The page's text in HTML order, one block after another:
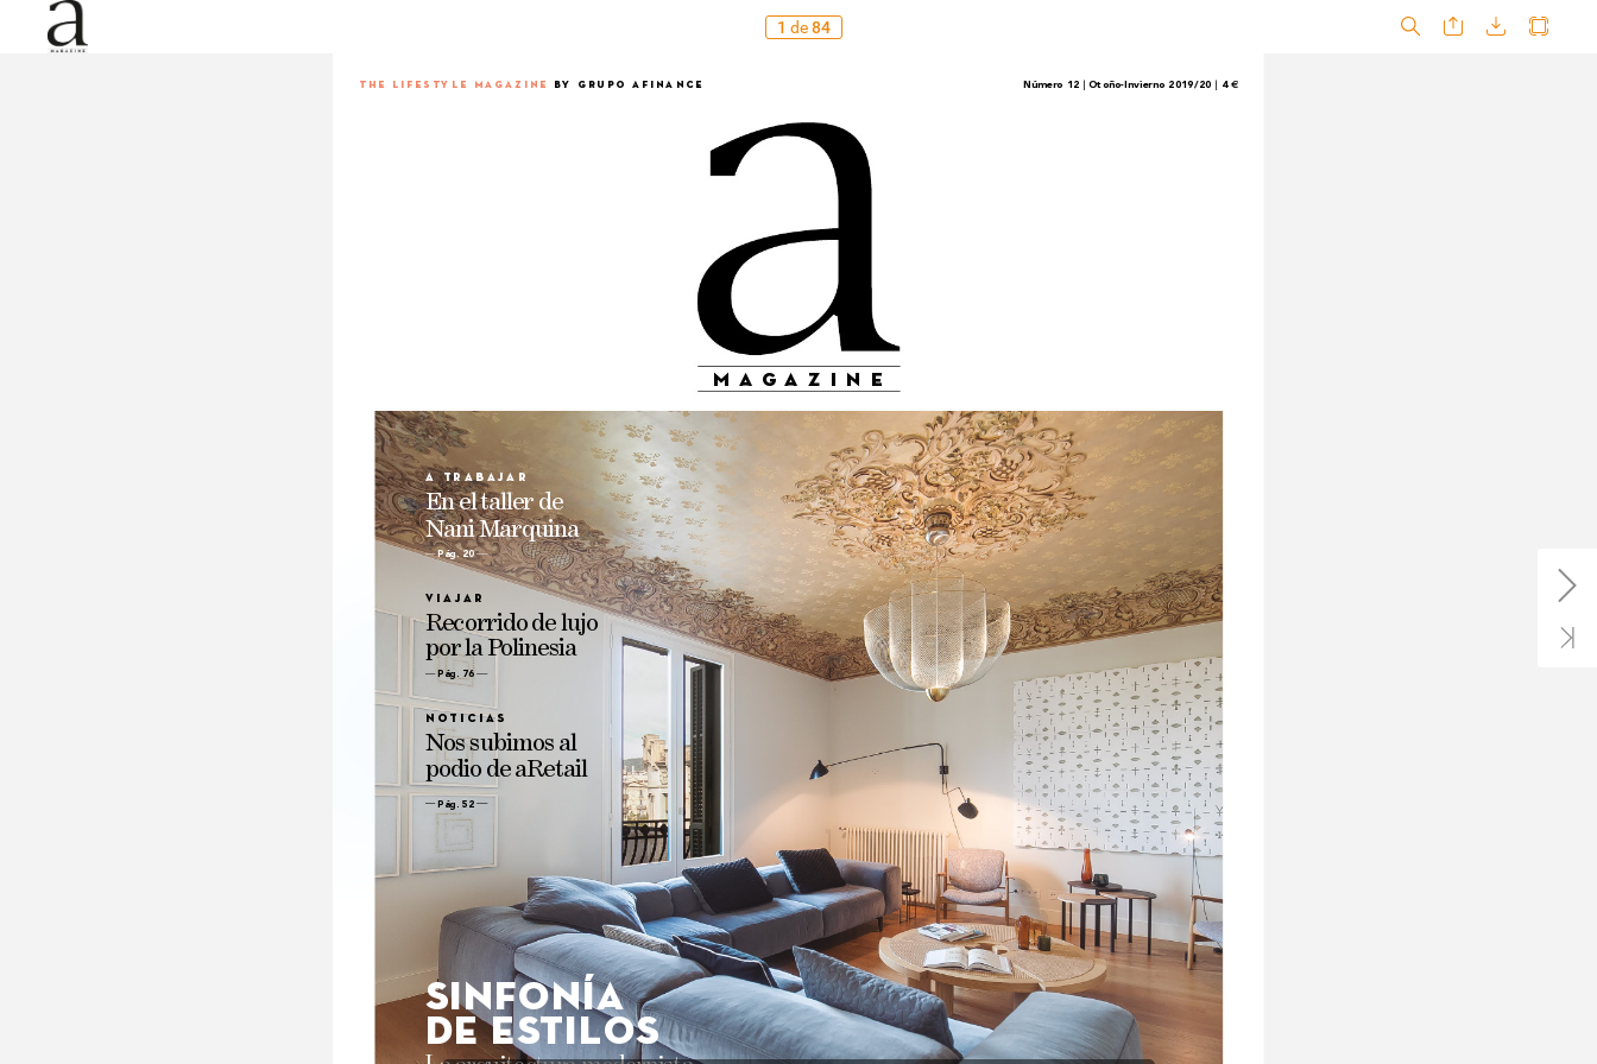
1 de84
magazine
THE LIFESTYLE MA GAZINE BY GRUPO AFINANCE Número 12 | Otoño-Invierno 2019/20 | 4 €
Sinfonía
de estilos
Pág. 20
En el taller de
Nani Marquina
a trabajar
Recorrido de lujo
por la Polinesia
Viaj ar
Pág. 76
Nos subimos al
podio de aRetail
no ticias
Pág. 52